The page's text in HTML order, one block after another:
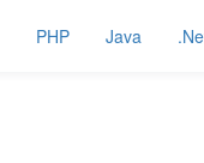
PHP Java